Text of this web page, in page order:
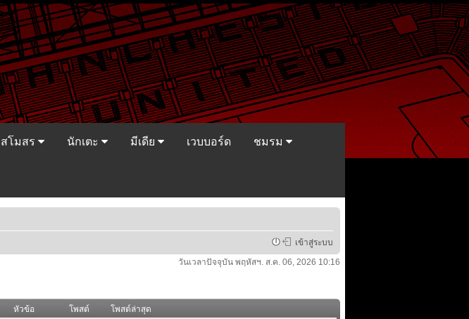
สโมสร นักเตะ มีเดีย เวบบอร์ด ชมรม
เข้าสู่ระบบ
วันเวลาปัจจุบัน พฤหัสฯ. ส.ค. 06, 2026 10:16
หัวข้อ โพสต์
โพสต์ล่าสุด